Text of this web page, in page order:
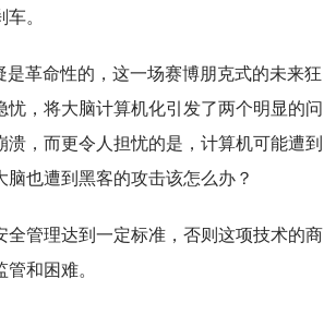
。
是革命性的，这一场赛博朋克式的未来狂
忧，将大脑计算机化引发了两个明显的问
溃，而更令人担忧的是，计算机可能遭到
脑也遭到黑客的攻击该怎么办？
全管理达到一定标准，否则这项技术的商
和困难。